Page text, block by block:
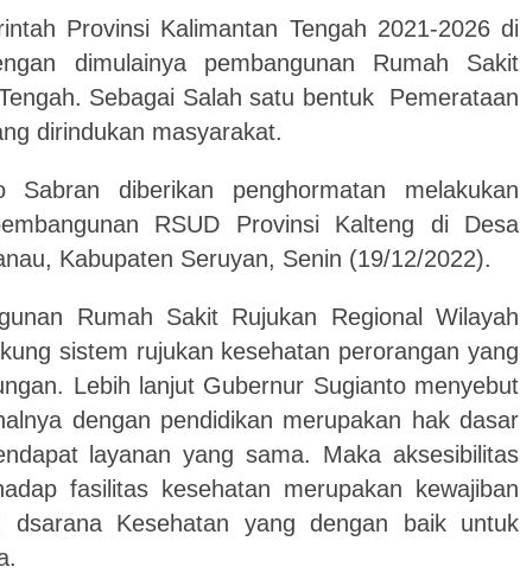
Provinsi Kalimantan Tengah 2021-2026 di
dimulainya pembangunan Rumah Sakit
Sebagai Salah satu bentuk Pemerataan
dirindukan masyarakat.
diberikan penghormatan melakukan
RSUD Provinsi Kalteng di Desa
Kabupaten Seruyan, Senin (19/12/2022).
Rumah Sakit Rujukan Regional Wilayah
sistem rujukan kesehatan perorangan yang
Lebih lanjut Gubernur Sugianto menyebut
dengan pendidikan merupakan hak dasar
layanan yang sama. Maka aksesibilitas
fasilitas kesehatan merupakan kewajiban
dsarana Kesehatan yang dengan baik untuk